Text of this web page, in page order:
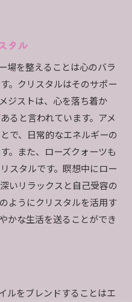
タル
場を整えることは心のバラ
。クリスタルはそのサポー
ジストは、心を落ち着か
ると言われています。アメ
で、日常的なエネルギーの
。また、ローズクォーツも
スタルです。瞑想中にロー
いリラックスと自己受容の
ようにクリスタルを活用す
かな生活を送ることができ
ルをブレンドすることはエ